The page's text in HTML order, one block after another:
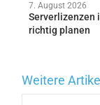
7. August 2026
Serverlizenzen
richtig planen
Weitere Artikel